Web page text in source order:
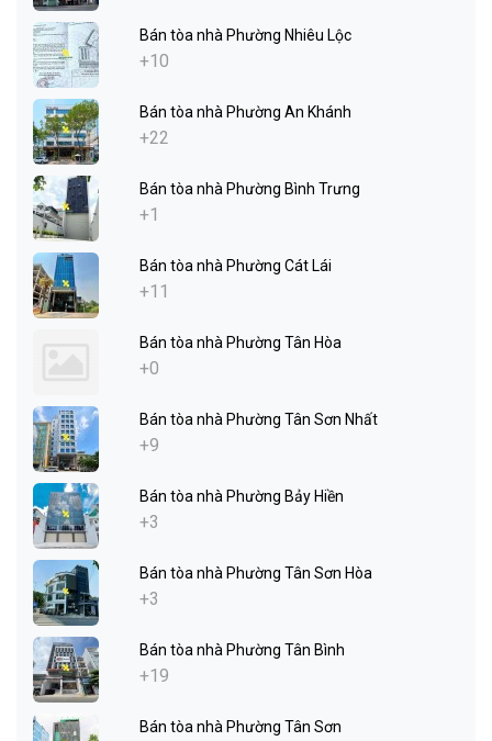
Bán tòa nhà Phường Nhiêu Lộc
+10
Bán tòa nhà Phường An Khánh
+22
Bán tòa nhà Phường Bình Trưng
+1
Bán tòa nhà Phường Cát Lái
+11
Bán tòa nhà Phường Tân Hòa
+0
Bán tòa nhà Phường Tân Sơn Nhất
+9
Bán tòa nhà Phường Bảy Hiền
+3
Bán tòa nhà Phường Tân Sơn Hòa
+3
Bán tòa nhà Phường Tân Bình
+19
Bán tòa nhà Phường Tân Sơn